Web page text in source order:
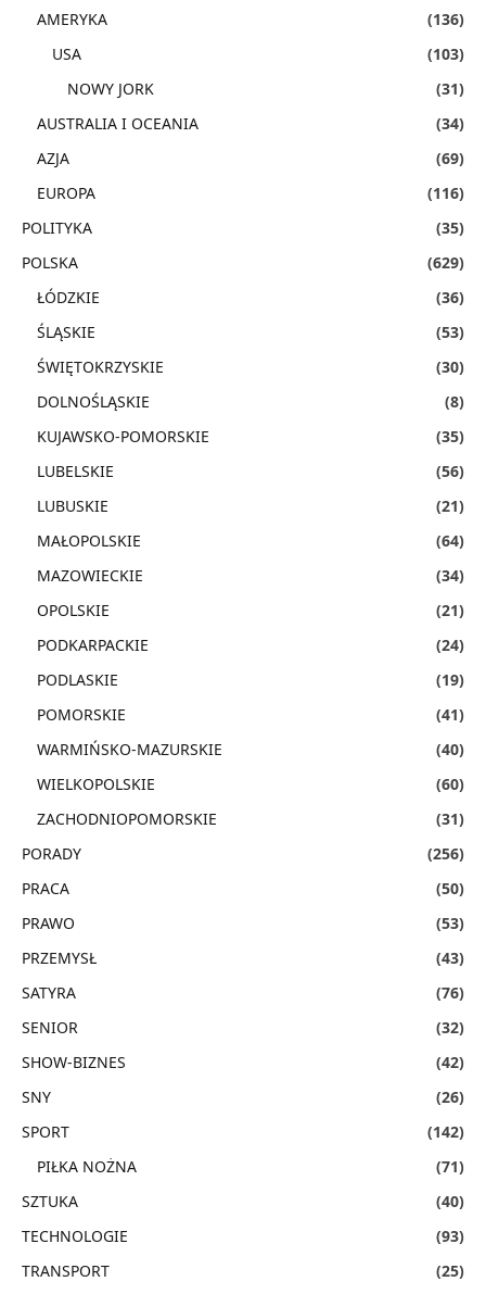
AMERYKA
(136)
USA
(103)
NOWY JORK
(31)
AUSTRALIA I OCEANIA
(34)
AZJA
(69)
EUROPA
(116)
POLITYKA
(35)
POLSKA
(629)
ŁÓDZKIE
(36)
ŚLĄSKIE
(53)
ŚWIĘTOKRZYSKIE
(30)
DOLNOŚLĄSKIE
(8)
KUJAWSKO-POMORSKIE
(35)
LUBELSKIE
(56)
LUBUSKIE
(21)
MAŁOPOLSKIE
(64)
MAZOWIECKIE
(34)
OPOLSKIE
(21)
PODKARPACKIE
(24)
PODLASKIE
(19)
POMORSKIE
(41)
WARMIŃSKO-MAZURSKIE
(40)
WIELKOPOLSKIE
(60)
ZACHODNIOPOMORSKIE
(31)
PORADY
(256)
PRACA
(50)
PRAWO
(53)
PRZEMYSŁ
(43)
SATYRA
(76)
SENIOR
(32)
SHOW-BIZNES
(42)
SNY
(26)
SPORT
(142)
PIŁKA NOŻNA
(71)
SZTUKA
(40)
TECHNOLOGIE
(93)
TRANSPORT
(25)